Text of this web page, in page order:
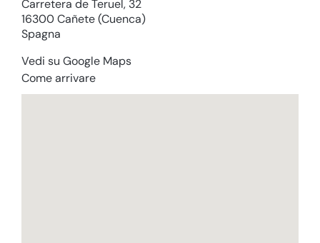
Carretera de Teruel, 32
16300 Cañete (Cuenca)
Spagna
Vedi su Google Maps
Come arrivare